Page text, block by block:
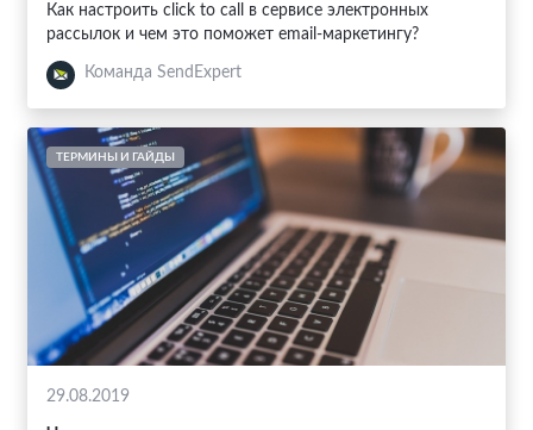
Как настроить click to call в сервисе электронных
рассылок и чем это поможет email-маркетингу?
Команда SendExpert
ТЕРМИНЫ И ГАЙДЫ
29.08.2019